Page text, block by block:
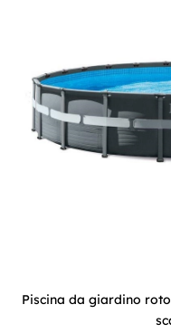
Piscina da giardino